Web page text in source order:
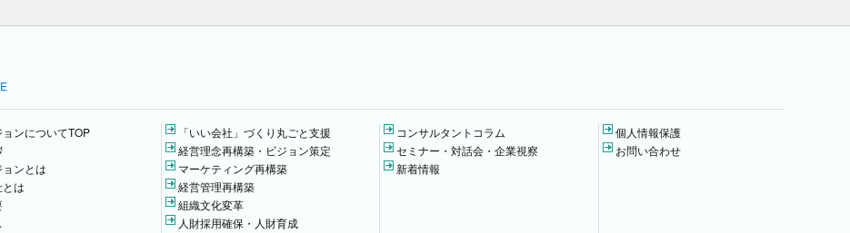
ンについてTOP
ンとは
は
「いい会社」づくり丸ごと支援
経営理念再構築・ビジョン策定
マーケティング再構築
経営管理再構築
組織文化変革
人財採用確保・人財育成
コンサルタントコラム
セミナー・対話会・企業視察
新着情報
個人情報保護
お問い合わせ